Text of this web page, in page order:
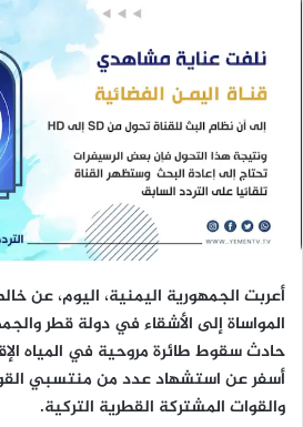
أعربت الجمهورية اليمنية، اليوم، عن
المواساة إلى الأشقاء في دولة قطر
حادث سقوط طائرة مروحية في المياه
أسفر عن استشهاد عدد من منتسبي
والقوات المشتركة القطرية التركية.